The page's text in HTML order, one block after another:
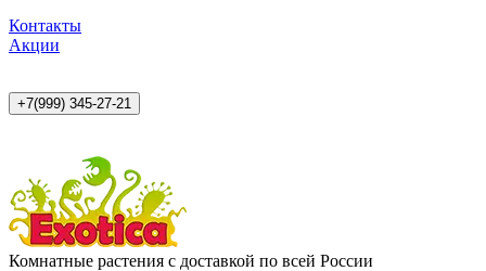
Контакты
Акции
+7(999) 345-27-21
Комнатные растения с доставкой по всей России